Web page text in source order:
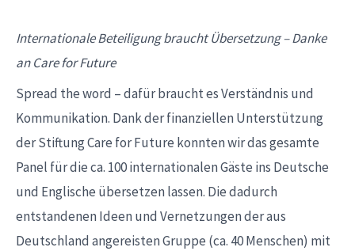
Internationale Beteiligung braucht Übersetzung – Danke
an Care for Future
Spread the word – dafür braucht es Verständnis und
Kommunikation. Dank der finanziellen Unterstützung
der Stiftung Care for Future konnten wir das gesamte
Panel für die ca. 100 internationalen Gäste ins Deutsche
und Englische übersetzen lassen. Die dadurch
entstandenen Ideen und Vernetzungen der aus
Deutschland angereisten Gruppe (ca. 40 Menschen) mit